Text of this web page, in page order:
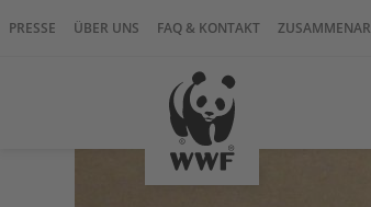
PRESSE ÜBER UNS FAQ & KONTAKT